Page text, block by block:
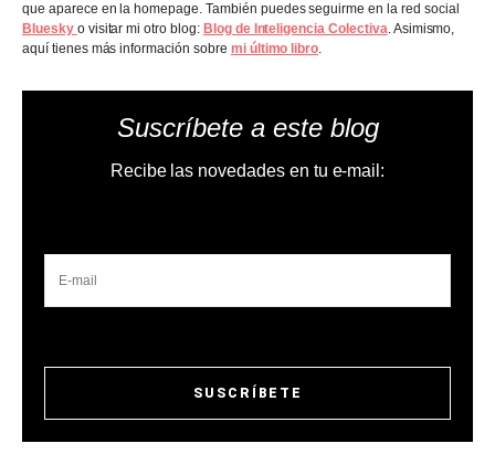
que aparece en la homepage. También puedes seguirme en la red social
Bluesky o visitar mi otro blog: Blog de Inteligencia Colectiva. Asimismo,
aquí tienes más información sobre mi último libro.
Suscríbete a este blog
Recibe las novedades en tu e-mail: